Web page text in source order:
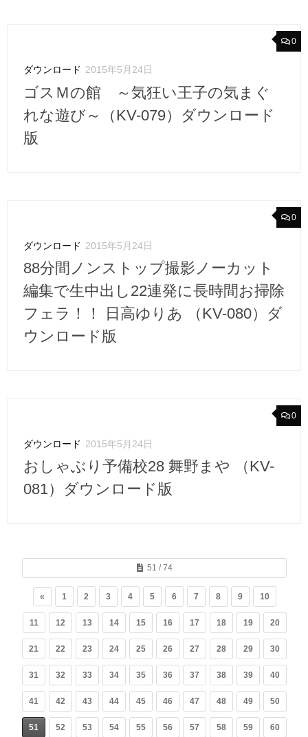
0
ダウンロード 2015年5月24日
ゴスＭの館 ～気狂い王子の気まぐ
れな遊び～（KV-079）ダウンロード
版
0
ダウンロード 2015年5月24日
88分間ノンストップ撮影ノーカット
編集で生中出し22連発に長時間お掃除
フェラ！！ 日高ゆりあ （KV-080）ダ
ウンロード版
0
ダウンロード 2015年5月24日
おしゃぶり予備校28 舞野まや （KV-
081）ダウンロード版
51 / 74
« 1 2 3 4 5 6 7 8 9 10
11 12 13 14 15 16 17 18 19 20
21 22 23 24 25 26 27 28 29 30
31 32 33 34 35 36 37 38 39 40
41 42 43 44 45 46 47 48 49 50
51 52 53 54 55 56 57 58 59 60